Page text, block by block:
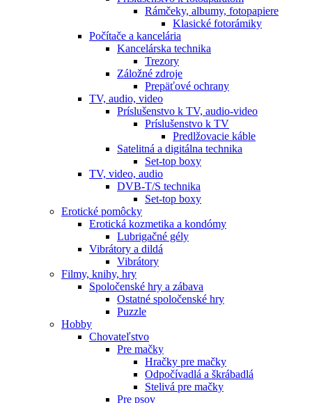
Rámčeky, albumy, fotopapiere
Klasické fotorámiky
Počítače a kancelária
Kancelárska technika
Trezory
Záložné zdroje
Prepäťové ochrany
TV, audio, video
Príslušenstvo k TV, audio-video
Príslušenstvo k TV
Predlžovacie káble
Satelitná a digitálna technika
Set-top boxy
TV, video, audio
DVB-T/S technika
Set-top boxy
Erotické pomôcky
Erotická kozmetika a kondómy
Lubrigačné gély
Vibrátory a dildá
Vibrátory
Filmy, knihy, hry
Spoločenské hry a zábava
Ostatné spoločenské hry
Puzzle
Hobby
Chovateľstvo
Pre mačky
Hračky pre mačky
Odpočívadlá a škrábadlá
Stelivá pre mačky
Pre psov